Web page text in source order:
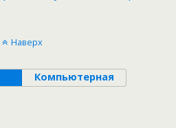
Наверх
Компьютерная